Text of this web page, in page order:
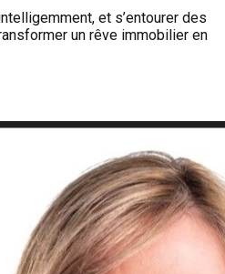
et s’entourer des
un rêve immobilier en